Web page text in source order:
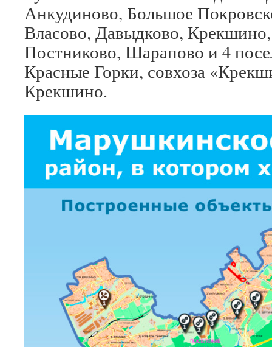
Анкудиново, Большое
Власово, Давыдково,
Постниково, Шарапово и 4
Красные Горки, совхоза
Крекшино.